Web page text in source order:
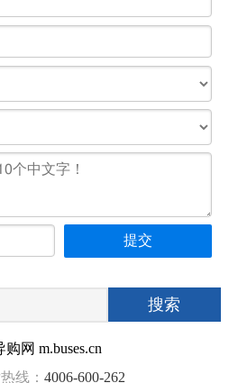
网 m.buses.cn
线： 4006-600-262